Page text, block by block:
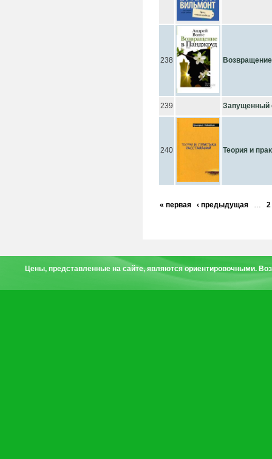
238
239 Запущенный
240 Теория и
« первая ‹ предыдущая … 2
Цены, представленные на сайте, являются ориентировочными.